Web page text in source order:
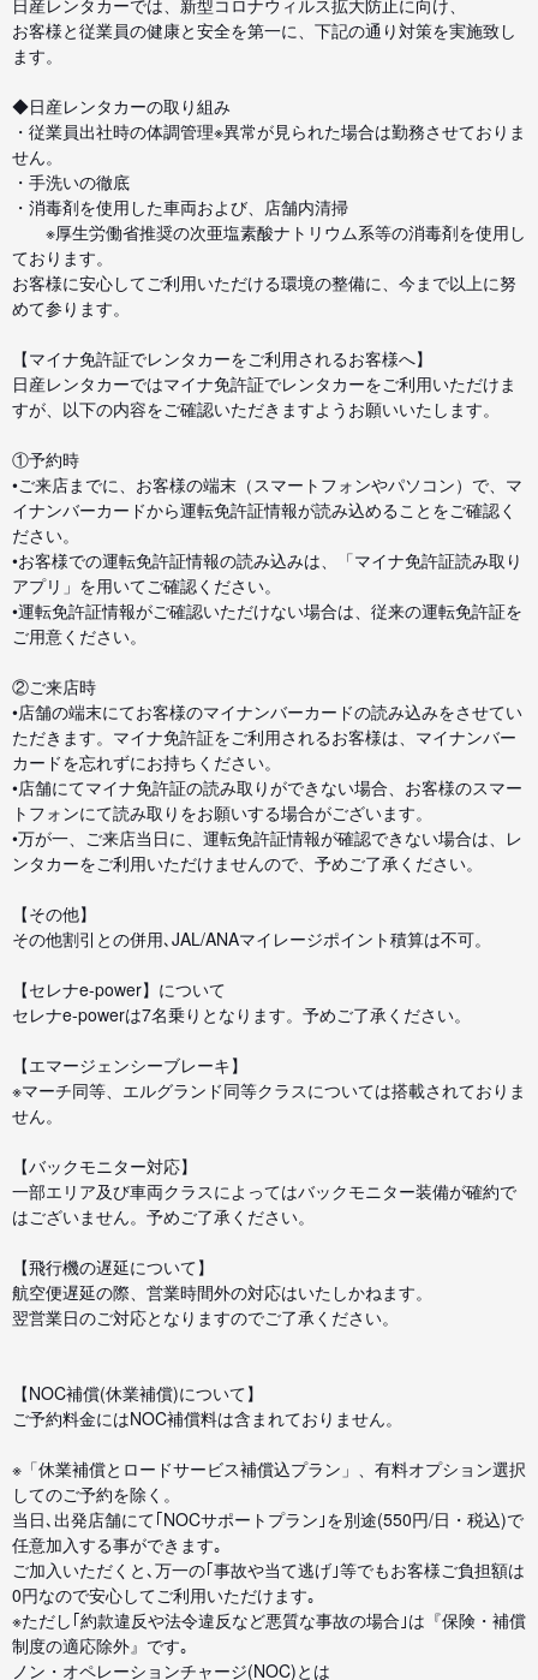
日産レンタカーでは、新型コロナウィルス拡大防止に向け、
お客様と従業員の健康と安全を第一に、下記の通り対策を実施致し
ます。
◆日産レンタカーの取り組み
・従業員出社時の体調管理※異常が見られた場合は勤務させておりま
せん。
・手洗いの徹底
・消毒剤を使用した車両および、店舗内清掃
※厚生労働省推奨の次亜塩素酸ナトリウム系等の消毒剤を使用し
ております。
お客様に安心してご利用いただける環境の整備に、今まで以上に努
めて参ります。
【マイナ免許証でレンタカーをご利用されるお客様へ】
日産レンタカーではマイナ免許証でレンタカーをご利用いただけま
すが、以下の内容をご確認いただきますようお願いいたします。
①予約時
•ご来店までに、お客様の端末（スマートフォンやパソコン）で、マ
イナンバーカードから運転免許証情報が読み込めることをご確認く
ださい。
•お客様での運転免許証情報の読み込みは、「マイナ免許証読み取り
アプリ」を用いてご確認ください。
•運転免許証情報がご確認いただけない場合は、従来の運転免許証を
ご用意ください。
②ご来店時
•店舗の端末にてお客様のマイナンバーカードの読み込みをさせてい
ただきます。マイナ免許証をご利用されるお客様は、マイナンバー
カードを忘れずにお持ちください。
•店舗にてマイナ免許証の読み取りができない場合、お客様のスマー
トフォンにて読み取りをお願いする場合がございます。
•万が一、ご来店当日に、運転免許証情報が確認できない場合は、レ
ンタカーをご利用いただけませんので、予めご了承ください。
【その他】
その他割引との併用､JAL/ANAマイレージポイント積算は不可。
【セレナe-power】について
セレナe-powerは7名乗りとなります。予めご了承ください。
【エマージェンシーブレーキ】
※マーチ同等、エルグランド同等クラスについては搭載されておりま
せん。
【バックモニター対応】
一部エリア及び車両クラスによってはバックモニター装備が確約で
はございません。予めご了承ください。
【飛行機の遅延について】
航空便遅延の際、営業時間外の対応はいたしかねます。
翌営業日のご対応となりますのでご了承ください。
【NOC補償(休業補償)について】
ご予約料金にはNOC補償料は含まれておりません。
※「休業補償とロードサービス補償込プラン」、有料オプション選択
してのご予約を除く。
当日､出発店舗にて｢NOCサポートプラン｣を別途(550円/日・税込)で
任意加入する事ができます｡
ご加入いただくと､万一の｢事故や当て逃げ｣等でもお客様ご負担額は
0円なので安心してご利用いただけます｡
※ただし｢約款違反や法令違反など悪質な事故の場合｣は『保険・補償
制度の適応除外』です｡
ノン・オペレーションチャージ(NOC)とは